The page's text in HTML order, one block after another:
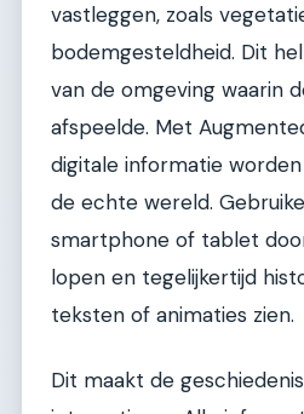
vastleggen, zoals
bodemgesteldheid. Dit
van de omgeving waarin
afspeelde. Met
digitale informatie
de echte wereld.
smartphone of tablet
lopen en tegelijkertijd
teksten of animaties zien.
Dit maakt de